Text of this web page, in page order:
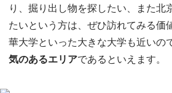
り、掘り出し物を探したい、また北
たいという方は、ぜひ訪れてみる価
華大学といった大きな大学も近いの
気のあるエリアであるといえます。